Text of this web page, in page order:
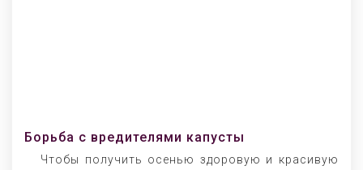
Борьба с вредителями капусты
Чтобы получить осенью здоровую и красивую